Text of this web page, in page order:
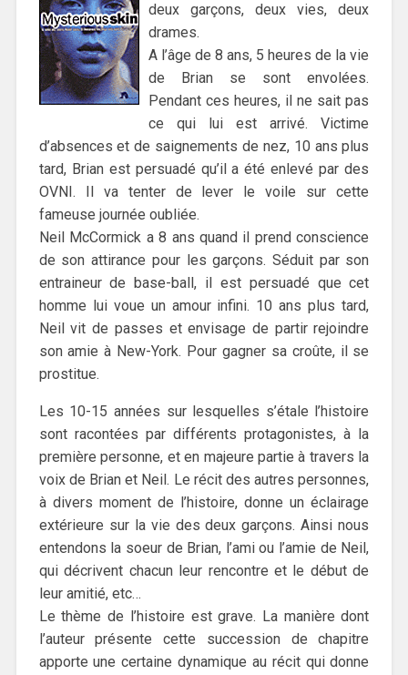
deux garçons, deux vies, deux
drames.
A l’âge de 8 ans, 5 heures de la vie
de Brian se sont envolées.
Pendant ces heures, il ne sait pas
ce qui lui est arrivé. Victime
d’absences et de saignements de nez, 10 ans plus
tard, Brian est persuadé qu’il a été enlevé par des
OVNI. Il va tenter de lever le voile sur cette
fameuse journée oubliée.
Neil McCormick a 8 ans quand il prend conscience
de son attirance pour les garçons. Séduit par son
entraineur de base-ball, il est persuadé que cet
homme lui voue un amour infini. 10 ans plus tard,
Neil vit de passes et envisage de partir rejoindre
son amie à New-York. Pour gagner sa croûte, il se
prostitue.
Les 10-15 années sur lesquelles s’étale l’histoire
sont racontées par différents protagonistes, à la
première personne, et en majeure partie à travers la
voix de Brian et Neil. Le récit des autres personnes,
à divers moment de l’histoire, donne un éclairage
extérieure sur la vie des deux garçons. Ainsi nous
entendons la soeur de Brian, l’ami ou l’amie de Neil,
qui décrivent chacun leur rencontre et le début de
leur amitié, etc…
Le thème de l’histoire est grave. La manière dont
l’auteur présente cette succession de chapitre
apporte une certaine dynamique au récit qui donne